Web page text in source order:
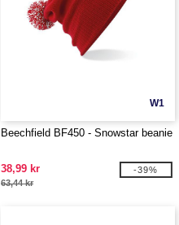
W1
Beechfield BF450 - Snowstar beanie
38,99 kr
63,44 kr
-39%